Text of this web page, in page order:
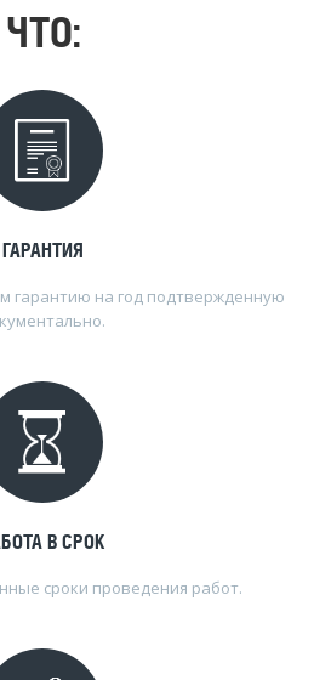
ЧТО:
ГАРАНТИЯ
гарантию на год подтвержденную
В СРОК
сроки проведения работ.